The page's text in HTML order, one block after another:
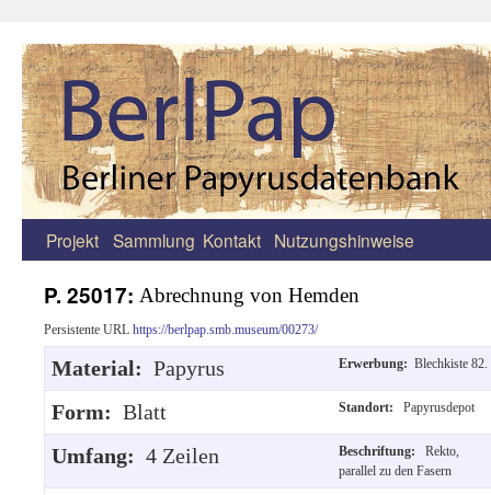
Zum
springen
Projekt Sammlung Kontakt Nutzungshinweise
P. 25017: Abrechnung von Hemden
Persistente URL https://berlpap.smb.museum/00273/
Material: Papyrus Erwerbung: Blechkiste 82.
Form: Blatt Standort: Papyrusdepot
Umfang: 4 Zeilen Beschriftung:
Rekto,
parallel zu den Fasern